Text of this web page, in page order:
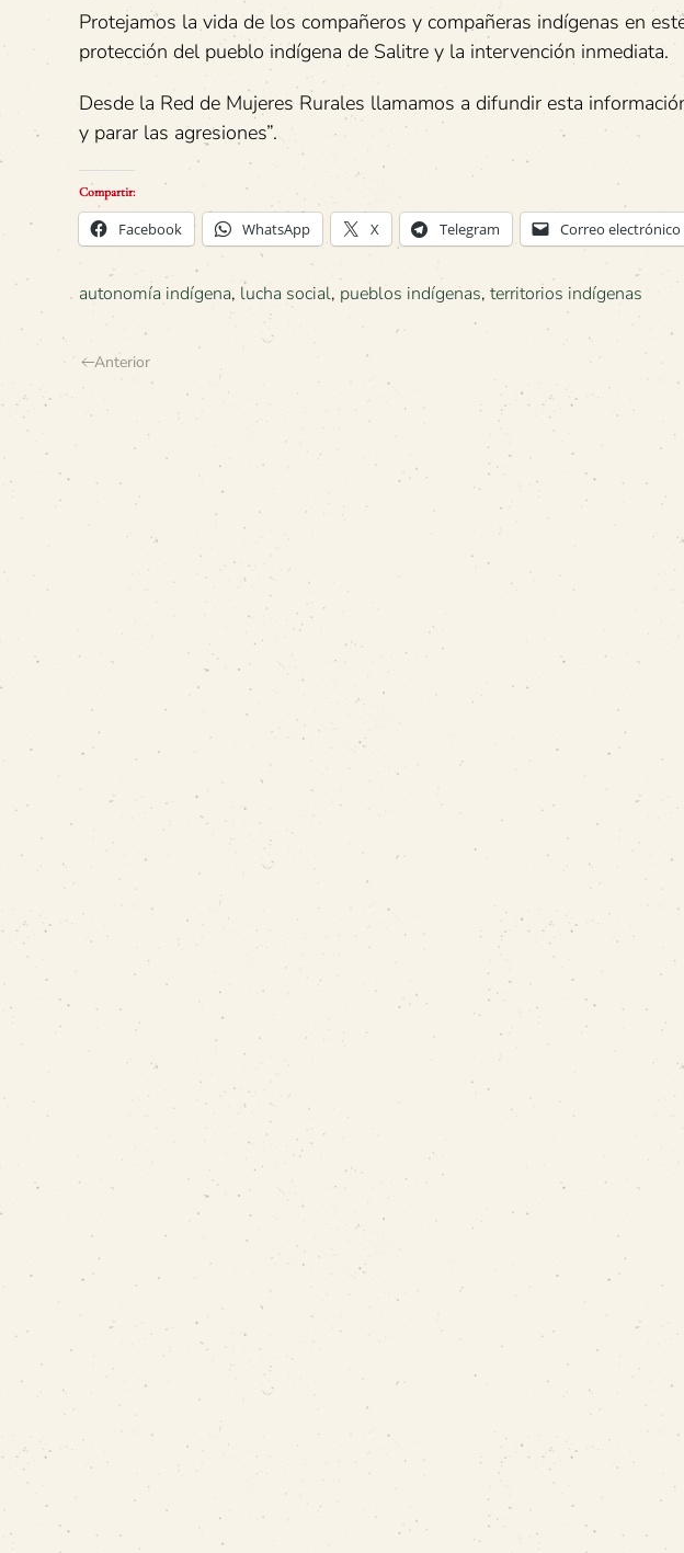
Protejamos la vida de los compañeros y compañeras indígenas en
protección del pueblo indígena de Salitre y la intervención inmediata.
Desde la Red de Mujeres Rurales llamamos a difundir esta
y parar las agresiones”.
Compartir:
Facebook WhatsApp X Telegram Correo electrónico
autonomía indígena, lucha social, pueblos indígenas, territorios indígenas
Anterior